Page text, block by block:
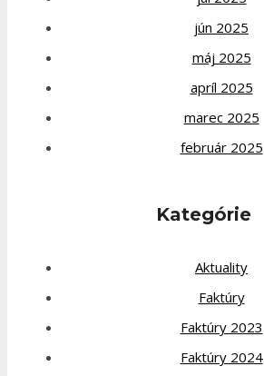
jún 2025
máj 2025
apríl 2025
marec 2025
február 2025
Kategórie
Aktuality
Faktúry
Faktúry 2023
Faktúry 2024